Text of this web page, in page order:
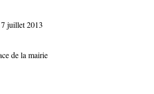
juillet 2013
de la mairie